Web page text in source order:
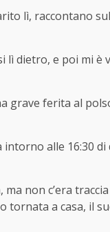
lì, raccontano
dietro, e poi mi è
grave ferita al
intorno alle 16:30
non c’era
tornata a casa, il